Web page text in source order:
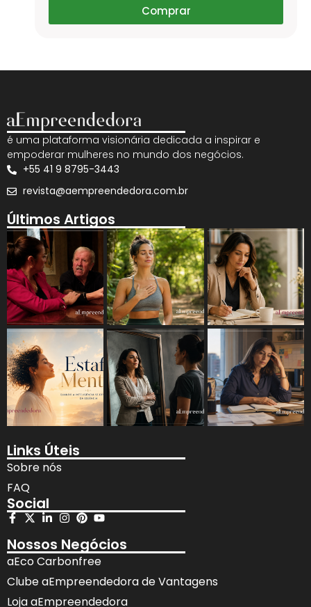
Comprar
é uma plataforma visionária dedicada a inspirar e
empoderar mulheres no mundo dos negócios.
+55 41 9 8795-3443
revista@aempreendedora.com.br
Últimos Artigos
Links Úteis
Sobre nós
FAQ
Social
Nossos Negócios
aEco Carbonfree
Clube aEmpreendedora de Vantagens
Loja aEmpreendedora